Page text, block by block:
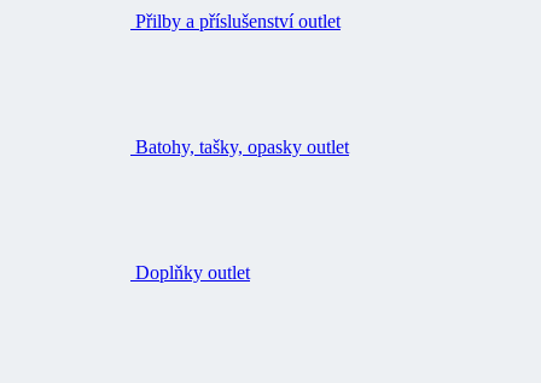
Přilby a příslušenství outlet
Batohy, tašky, opasky outlet
Doplňky outlet